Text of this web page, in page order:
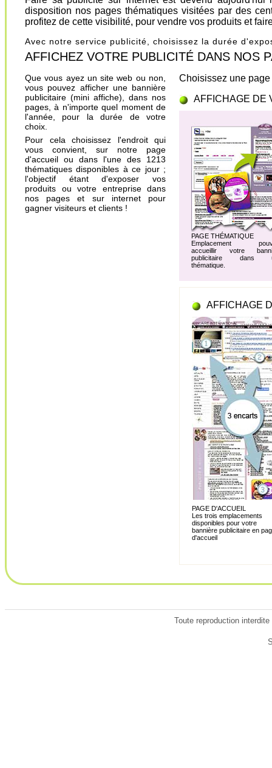
disposition nos pages thématiques visitées par des
profitez de cette visibilité, pour vendre vos produits et
Avec notre service publicité, choisissez la durée
AFFICHEZ VOTRE PUBLICITÉ DANS NOS
Que vous ayez un site web ou non,
vous pouvez afficher une bannière
publicitaire (mini affiche), dans nos
pages, à n'importe quel moment de
l'année, pour la durée de votre
choix.
Pour cela choisissez l'endroit qui
vous convient, sur notre page
d'accueil ou dans l'une des 1213
thématiques disponibles à ce jour ;
l'objectif étant d'exposer vos
produits ou votre entreprise dans
nos pages et sur internet pour
gagner visiteurs et clients !
Choisissez une
AFFICHAGE DE
PAGE THÉMATIQUE
Emplacement
accueillir votre
publicitaire dans
thématique.
AFFICHAGE
PAGE D'ACCUEIL
Les trois emplacements
disponibles pour votre
bannière publicitaire en
d'accueil
Toute reproduction